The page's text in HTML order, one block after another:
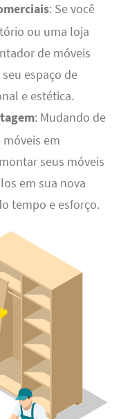
: Se você
ou uma loja
de móveis
espaço de
e estética.
: Mudando de
móveis em
seus móveis
em sua nova
tempo e esforço.